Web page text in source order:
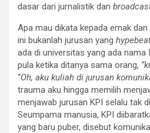
dasar dari jurnalistik dan
Apa mau dikata kepada emak
ini bukanlah jurusan yang
ada di universitas yang ada nama
pula ketika ditanya sama orang,
“Oh, aku kuliah di jurusan
trauma aku hingga memilih
menjawab jurusan KPI selalu tak
Seumpama manusia, KPI
yang baru puber, disebut